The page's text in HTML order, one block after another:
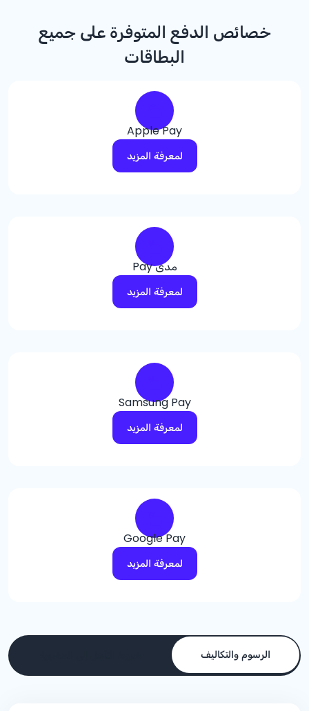
خصائص الدفع المتوفرة على جميع
البطاقات
Apple Pay
لمعرفة المزيد
مدى Pay
لمعرفة المزيد
Samsung Pay
لمعرفة المزيد
Google Pay
لمعرفة المزيد
الرسوم والتكاليف